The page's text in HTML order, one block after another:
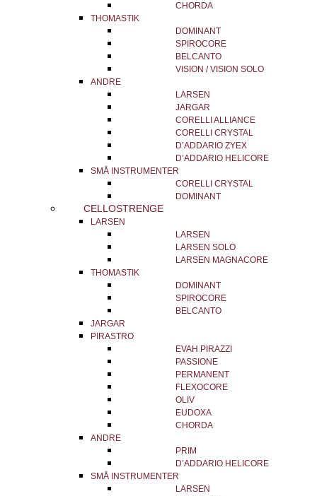
CHORDA
THOMASTIK
DOMINANT
SPIROCORE
BELCANTO
VISION / VISION SOLO
ANDRE
LARSEN
JARGAR
CORELLI ALLIANCE
CORELLI CRYSTAL
D’ADDARIO ZYEX
D’ADDARIO HELICORE
SMÅ INSTRUMENTER
CORELLI CRYSTAL
DOMINANT
CELLOSTRENGE
LARSEN
LARSEN
LARSEN SOLO
LARSEN MAGNACORE
THOMASTIK
DOMINANT
SPIROCORE
BELCANTO
JARGAR
PIRASTRO
EVAH PIRAZZI
PASSIONE
PERMANENT
FLEXOCORE
OLIV
EUDOXA
CHORDA
ANDRE
PRIM
D’ADDARIO HELICORE
SMÅ INSTRUMENTER
LARSEN